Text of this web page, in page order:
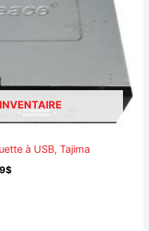
à USB, Tajima
$